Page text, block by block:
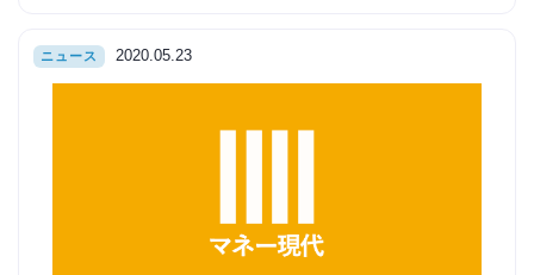
ニュース 2020.05.23